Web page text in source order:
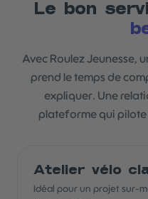
Le bon
Avec Roulez Jeunesse,
prend le temps de
expliquer. Une
plateforme qui pilote
Atelier vélo
Idéal pour un projet sur-